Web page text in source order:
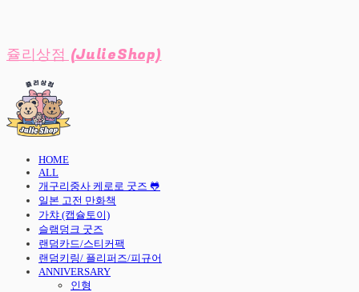
쥴리상점 (JulieShop)
HOME
ALL
개구리중사 케로로 굿즈 🐸
일본 고전 만화책
가챠 (캡슐토이)
슬램덩크 굿즈
랜덤카드/스티커팩
랜덤키링/ 플리퍼즈/피규어
ANNIVERSARY
인형